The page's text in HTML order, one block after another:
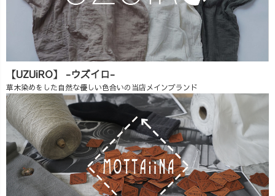
【UZUiRO】 -ウズイロ-
草木染めをした自然な優しい色合いの当店メインブランド